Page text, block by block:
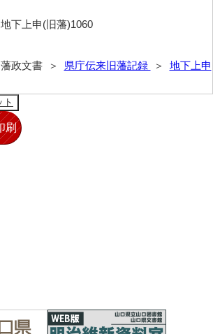
地下上申(旧藩)1060
藩政文書 ＞ 県庁伝来旧藩記録 ＞ 地下上申